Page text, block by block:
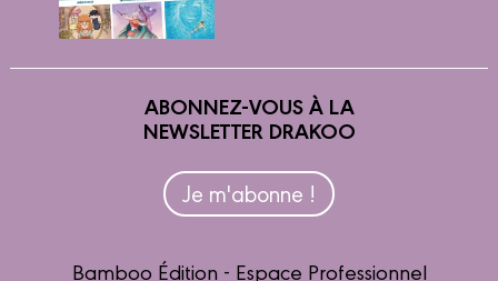
ABONNEZ-VOUS À LA
NEWSLETTER DRAKOO
Je m'abonne !
Bamboo Édition - Espace Professionnel